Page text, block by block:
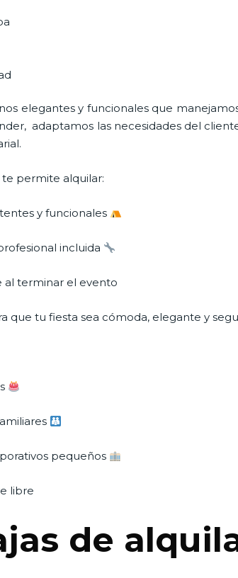
elegantes y funcionales que
adaptamos las necesidades del
te permite alquilar:
y funcionales
incluida
al terminar el evento
que tu fiesta sea cómoda, elegante y
pequeños
libre
de